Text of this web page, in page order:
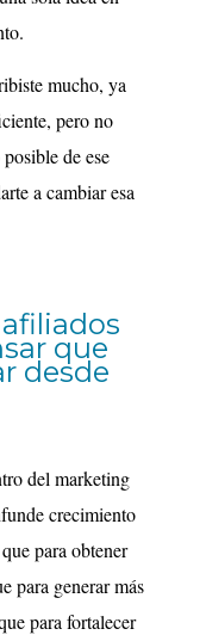
mucho, ya
pero no
de ese
a cambiar esa
que
desde
del marketing
crecimiento
para obtener
para generar más
para fortalecer